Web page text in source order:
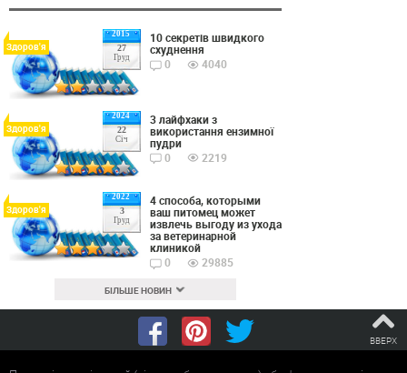
2015
27
Груд
Здоров'я
10 секретів швидкого
схуднення
0
4040
2024
22
Січ
Здоров'я
3 лайфхаки з
використання ензимної
пудри
0
2219
2022
3
Груд
Здоров'я
4 способа, которыми
ваш питомец может
извлечь выгоду из ухода
за ветеринарной
клиникой
0
29885
БІЛЬШЕ НОВИН
ВВЕРХ